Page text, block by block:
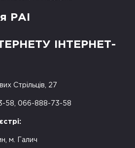
РАІ
ІНТЕРНЕТ-
Стрільців, 27
58, 066-888-73-58
м. Галич